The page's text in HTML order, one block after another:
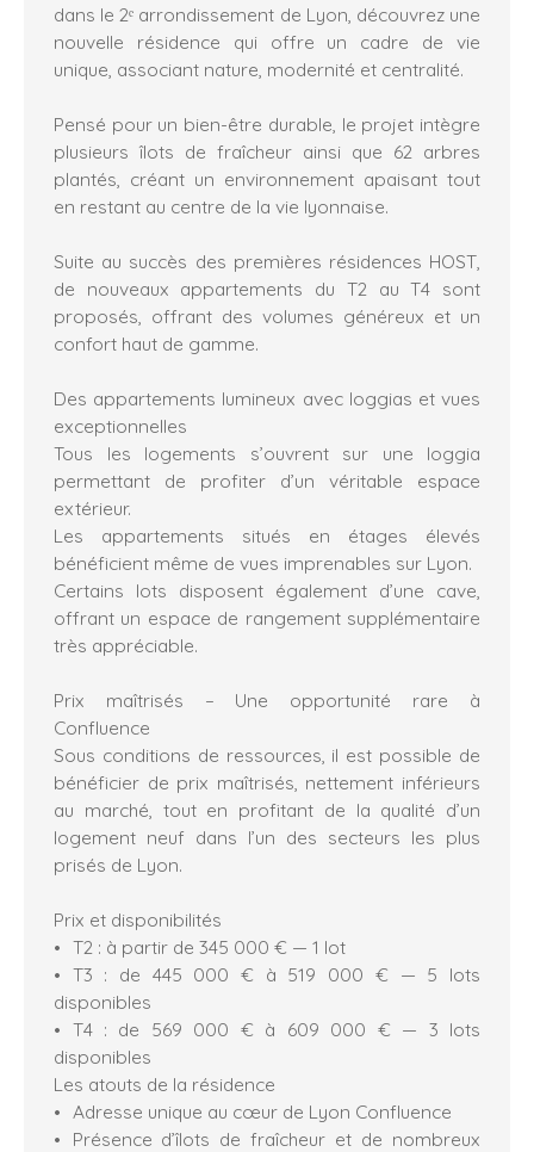
dans le 2ᵉ arrondissement de Lyon, découvrez une
nouvelle résidence qui offre un cadre de vie
unique, associant nature, modernité et centralité.
Pensé pour un bien-être durable, le projet intègre
plusieurs îlots de fraîcheur ainsi que 62 arbres
plantés, créant un environnement apaisant tout
en restant au centre de la vie lyonnaise.
Suite au succès des premières résidences HOST,
de nouveaux appartements du T2 au T4 sont
proposés, offrant des volumes généreux et un
confort haut de gamme.
Des appartements lumineux avec loggias et vues
exceptionnelles
Tous les logements s’ouvrent sur une loggia
permettant de profiter d’un véritable espace
extérieur.
Les appartements situés en étages élevés
bénéficient même de vues imprenables sur Lyon.
Certains lots disposent également d’une cave,
offrant un espace de rangement supplémentaire
très appréciable.
Prix maîtrisés – Une opportunité rare à
Confluence
Sous conditions de ressources, il est possible de
bénéficier de prix maîtrisés, nettement inférieurs
au marché, tout en profitant de la qualité d’un
logement neuf dans l’un des secteurs les plus
prisés de Lyon.
Prix et disponibilités
T2 : à partir de 345 000 € — 1 lot
T3 : de 445 000 € à 519 000 € — 5 lots
disponibles
T4 : de 569 000 € à 609 000 € — 3 lots
disponibles
Les atouts de la résidence
Adresse unique au cœur de Lyon Confluence
Présence d’îlots de fraîcheur et de nombreux